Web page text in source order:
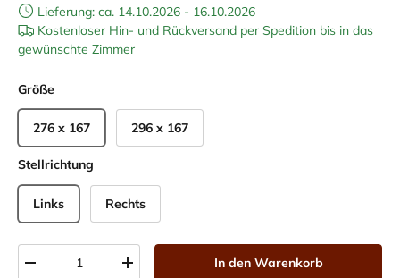
Lieferung: ca. 14.10.2026 - 16.10.2026
Kostenloser Hin- und Rückversand per Spedition bis in das
gewünschte Zimmer
Größe
276 x 167 296 x 167
Stellrichtung
Links Rechts
-
+ In den Warenkorb